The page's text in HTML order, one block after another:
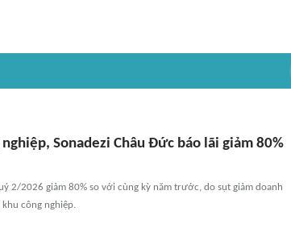
Sonadezi Châu Đức báo lãi giảm 80%
2/2026 giảm 80% so với cùng kỳ năm trước, do sụt giảm doanh
công nghiệp.